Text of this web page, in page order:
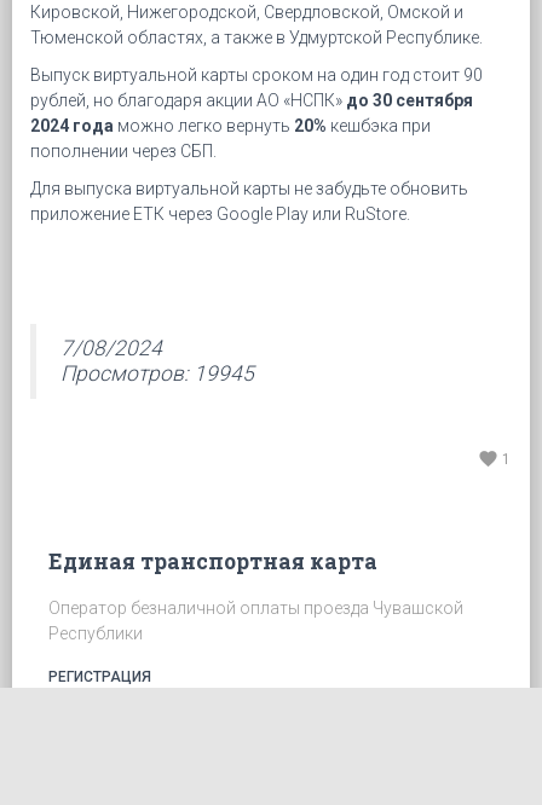
Кировской, Нижегородской, Свердловской, Омской и
Тюменской областях, а также в Удмуртской Республике.
Выпуск виртуальной карты сроком на один год стоит 90
рублей, но благодаря акции АО «НСПК» до 30 сентября
2024 года можно легко вернуть 20% кешбэка при
пополнении через СБП.
Для выпуска виртуальной карты не забудьте обновить
приложение ЕТК через Google Play или RuStore.
7/08/2024
Просмотров: 19945
favorite 1
Единая транспортная карта
Оператор безналичной оплаты проезда Чувашской
Республики
РЕГИСТРАЦИЯ